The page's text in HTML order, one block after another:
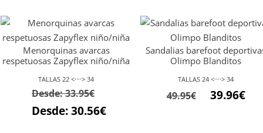
Menorquinas avarcas
respetuosas Zapyflex niño/niña
TALLAS 22 <····> 34
Desde:33.95€
Desde:30.56€
Sandalias barefoot
Olimpo Blanditos
TALLAS 24 <····> 34
49.95€
El39.96€El